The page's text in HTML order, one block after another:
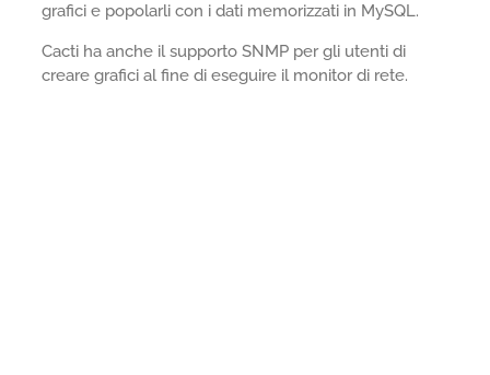
grafici e popolarli con i dati memorizzati in MySQL.
Cacti ha anche il supporto SNMP per gli utenti di
creare grafici al fine di eseguire il monitor di rete.